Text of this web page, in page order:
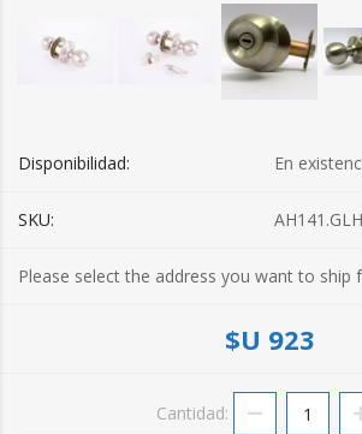
Disponibilidad: En
SKU:
Please select the address you want to ship
$U 923
Cantidad: